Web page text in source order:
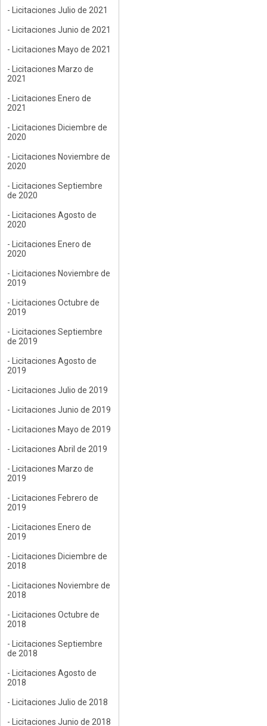
- Licitaciones Julio de 2021
- Licitaciones Junio de 2021
- Licitaciones Mayo de 2021
- Licitaciones Marzo de
2021
- Licitaciones Enero de
2021
- Licitaciones Diciembre de
2020
- Licitaciones Noviembre de
2020
- Licitaciones Septiembre
de 2020
- Licitaciones Agosto de
2020
- Licitaciones Enero de
2020
- Licitaciones Noviembre de
2019
- Licitaciones Octubre de
2019
- Licitaciones Septiembre
de 2019
- Licitaciones Agosto de
2019
- Licitaciones Julio de 2019
- Licitaciones Junio de 2019
- Licitaciones Mayo de 2019
- Licitaciones Abril de 2019
- Licitaciones Marzo de
2019
- Licitaciones Febrero de
2019
- Licitaciones Enero de
2019
- Licitaciones Diciembre de
2018
- Licitaciones Noviembre de
2018
- Licitaciones Octubre de
2018
- Licitaciones Septiembre
de 2018
- Licitaciones Agosto de
2018
- Licitaciones Julio de 2018
- Licitaciones Junio de 2018